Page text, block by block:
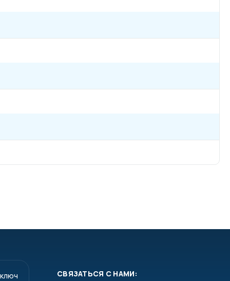
СВЯЗАТЬСЯ С НАМИ: